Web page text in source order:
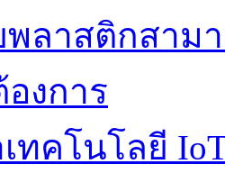
พลาสติกสาม
งการ
ทคโนโลยี